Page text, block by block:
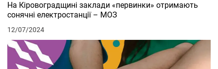
На Кіровоградщині заклади «первинки» отримають
сонячні електростанції – МОЗ
12/07/2024